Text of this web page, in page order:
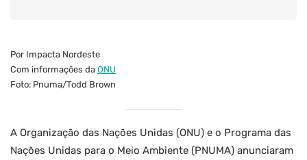
Por Impacta Nordeste
Com informações da ONU
Foto: Pnuma/Todd Brown
A Organização das Nações Unidas (ONU) e o Programa das
Nações Unidas para o Meio Ambiente (PNUMA) anunciaram